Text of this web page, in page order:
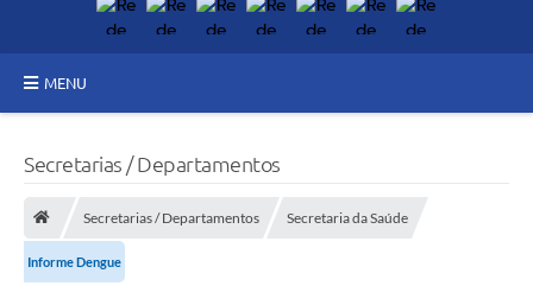
MENU
Galeria de Fotos
Secretarias / Departamentos
Secretarias / Departamentos Secretaria da Saúde
Informe Dengue